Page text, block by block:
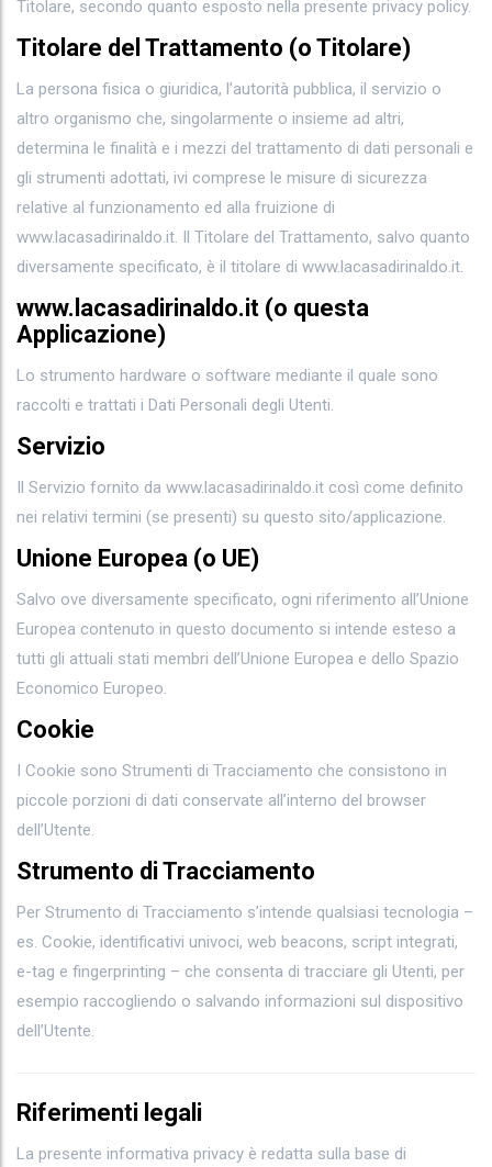
Titolare, secondo quanto esposto nella presente privacy policy.
Titolare del Trattamento (o Titolare)
La persona fisica o giuridica, l’autorità pubblica, il servizio o
altro organismo che, singolarmente o insieme ad altri,
determina le finalità e i mezzi del trattamento di dati personali e
gli strumenti adottati, ivi comprese le misure di sicurezza
relative al funzionamento ed alla fruizione di
www.lacasadirinaldo.it. Il Titolare del Trattamento, salvo quanto
diversamente specificato, è il titolare di www.lacasadirinaldo.it.
www.lacasadirinaldo.it (o questa
Applicazione)
Lo strumento hardware o software mediante il quale sono
raccolti e trattati i Dati Personali degli Utenti.
Servizio
Il Servizio fornito da www.lacasadirinaldo.it così come definito
nei relativi termini (se presenti) su questo sito/applicazione.
Unione Europea (o UE)
Salvo ove diversamente specificato, ogni riferimento all’Unione
Europea contenuto in questo documento si intende esteso a
tutti gli attuali stati membri dell’Unione Europea e dello Spazio
Economico Europeo.
Cookie
I Cookie sono Strumenti di Tracciamento che consistono in
piccole porzioni di dati conservate all’interno del browser
dell’Utente.
Strumento di Tracciamento
Per Strumento di Tracciamento s’intende qualsiasi tecnologia –
es. Cookie, identificativi univoci, web beacons, script integrati,
e-tag e fingerprinting – che consenta di tracciare gli Utenti, per
esempio raccogliendo o salvando informazioni sul dispositivo
dell’Utente.
Riferimenti legali
La presente informativa privacy è redatta sulla base di